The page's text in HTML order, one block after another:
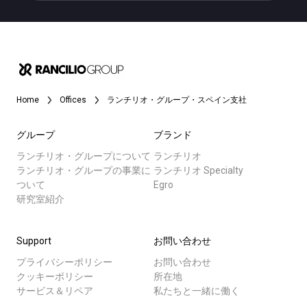
Home Offices ランチリオ・グループ・スペイン支社
グループ
ランチリオ・グループについて
ランチリオ・グループの事業に
ついて
研究室紹介
ブランド
ランチリオ
ランチリオ Specialty
Egro
Support
プライバシーポリシー
クッキーポリシー
サービス＆リペア
お問い合わせ
お問い合わせ
所在地
私たちと一緒に働く